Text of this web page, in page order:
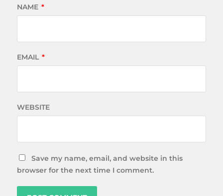
NAME *
EMAIL *
WEBSITE
Save my name, email, and website in this
browser for the next time I comment.